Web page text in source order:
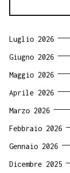
Luglio 2026
Giugno 2026
Maggio 2026
Aprile 2026
Marzo 2026
Febbraio 2026
Gennaio 2026
Dicembre 2025